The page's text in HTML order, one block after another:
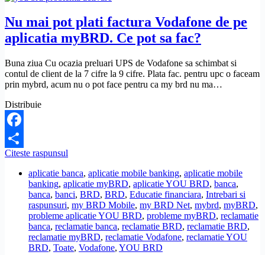
stiu.
Pot
sa
contractul?
Nu mai pot plati factura Vodafone de pe
aplicatia myBRD. Ce pot sa fac?
Buna ziua Cu ocazia preluari UPS de Vodafone sa schimbat si
contul de client de la 7 cifre la 9 cifre. Plata fac. pentru upc o faceam
prin mybrd, acum nu o pot face pentru ca my brd nu ma…
Distribuie
Facebook
Share
Citeste raspunsul
pot
plati
factura
Vodafone
de
pe
aplicatia
myBRD.
aplicatie banca, aplicatie mobile banking, aplicatie mobile
banking, aplicatie myBRD, aplicatie YOU BRD, banca,
banca, banci, BRD, BRD, Educatie financiara, Intrebari si
raspunsuri, my BRD Mobile, my BRD Net, mybrd, myBRD,
probleme aplicatie YOU BRD, probleme myBRD, reclamatie
banca, reclamatie banca, reclamatie BRD, reclamatie BRD,
reclamatie myBRD, reclamatie Vodafone, reclamatie YOU
BRD, Toate, Vodafone, YOU BRD